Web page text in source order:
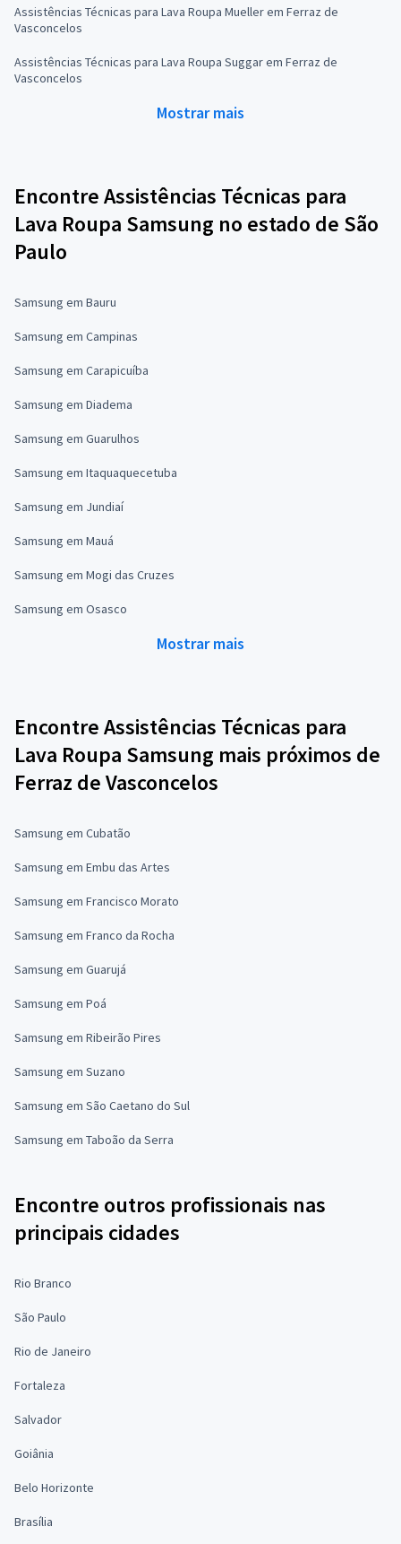
Assistências Técnicas para Lava Roupa Mueller em Ferraz de
Vasconcelos
Assistências Técnicas para Lava Roupa Suggar em Ferraz de
Vasconcelos
Mostrar mais
Encontre Assistências Técnicas para
Lava Roupa Samsung no estado de São
Paulo
Samsung em Bauru
Samsung em Campinas
Samsung em Carapicuíba
Samsung em Diadema
Samsung em Guarulhos
Samsung em Itaquaquecetuba
Samsung em Jundiaí
Samsung em Mauá
Samsung em Mogi das Cruzes
Samsung em Osasco
Mostrar mais
Encontre Assistências Técnicas para
Lava Roupa Samsung mais próximos de
Ferraz de Vasconcelos
Samsung em Cubatão
Samsung em Embu das Artes
Samsung em Francisco Morato
Samsung em Franco da Rocha
Samsung em Guarujá
Samsung em Poá
Samsung em Ribeirão Pires
Samsung em Suzano
Samsung em São Caetano do Sul
Samsung em Taboão da Serra
Encontre outros profissionais nas
principais cidades
Rio Branco
São Paulo
Rio de Janeiro
Fortaleza
Salvador
Goiânia
Belo Horizonte
Brasília